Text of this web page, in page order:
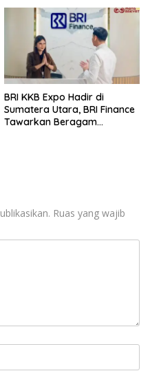
Semester I 2026
BRI KKB Expo Hadir di
Sumatera Utara, BRI Finance
Tawarkan Beragam
Ruas yang wajib